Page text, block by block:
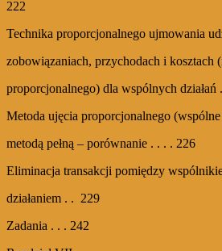
222
Technika proporcjonalnego ujmowania
zobowiązaniach, przychodach i kosztach
proporcjonalnego) dla wspólnych działań
Metoda ujęcia proporcjonalnego
metodą pełną – porównanie . . . . 226
Eliminacja transakcji pomiędzy
działaniem . . 229
Zadania . . . 242